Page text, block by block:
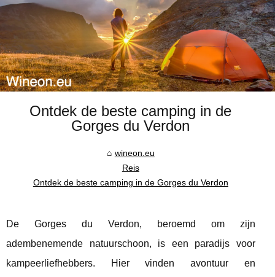
Ontdek de beste camping in de
Gorges du Verdon
wineon.eu
Reis
Ontdek de beste camping in de Gorges du Verdon
De Gorges du Verdon, beroemd om zijn
adembenemende natuurschoon, is een paradijs voor
kampeerliefhebbers. Hier vinden avontuur en